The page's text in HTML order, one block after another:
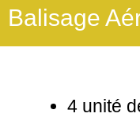
Balisage
4 unité